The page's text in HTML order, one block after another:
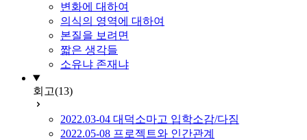
변화에 대하여
의식의 영역에 대하여
본질을 보려면
짧은 생각들
소유냐 존재냐
회고(13)
2022.03-04 대덕소마고 입학소감/다짐
2022.05-08 프로젝트와 인간관계